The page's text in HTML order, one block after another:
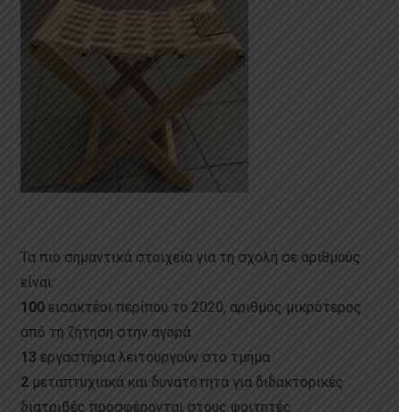
Τα πιο σημαντικά στοιχεία για τη σχολή σε αριθμούς
είναι:
100 εισακτέοι περίπου το 2020, αριθμός μικρότερος
από τη ζήτηση στην αγορά
13 εργαστήρια λειτουργούν στο τμήμα
2 μεταπτυχιακά και δυνατότητα για διδακτορικές
διατριβές προσφέρονται στους φοιτητές